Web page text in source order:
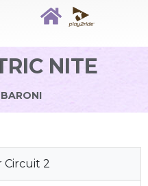
NITE
Circuit 2